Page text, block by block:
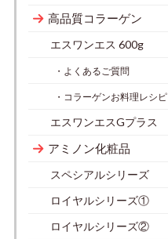
高品質コラーゲン
エスワンエス 600g
・よくあるご質問
・コラーゲンお料理レシピ
エスワンエスGプラス
アミノン化粧品
スペシアルシリーズ
ロイヤルシリーズ①
ロイヤルシリーズ②